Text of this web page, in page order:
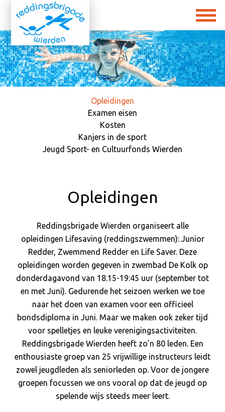
Opleidingen
Examen eisen
Kosten
Kanjers in de sport
Jeugd Sport- en Cultuurfonds Wierden
Opleidingen
Reddingsbrigade Wierden organiseert alle
opleidingen Lifesaving (reddingszwemmen): Junior
Redder, Zwemmend Redder en Life Saver. Deze
opleidingen worden gegeven in zwembad De Kolk op
donderdagavond van 18.15-19:45 uur (september tot
en met Juni). Gedurende het seizoen werken we toe
naar het doen van examen voor een officieel
bondsdiploma in Juni. Maar we maken ook zeker tijd
voor spelletjes en leuke verenigingsactiviteiten.
Reddingsbrigade Wierden heeft zo’n 80 leden. Een
enthousiaste groep van 25 vrijwillige instructeurs leidt
zowel jeugdleden als seniorleden op. Voor de jongere
groepen focussen we ons vooral op dat de jeugd op
spelende wijs steeds meer leert.